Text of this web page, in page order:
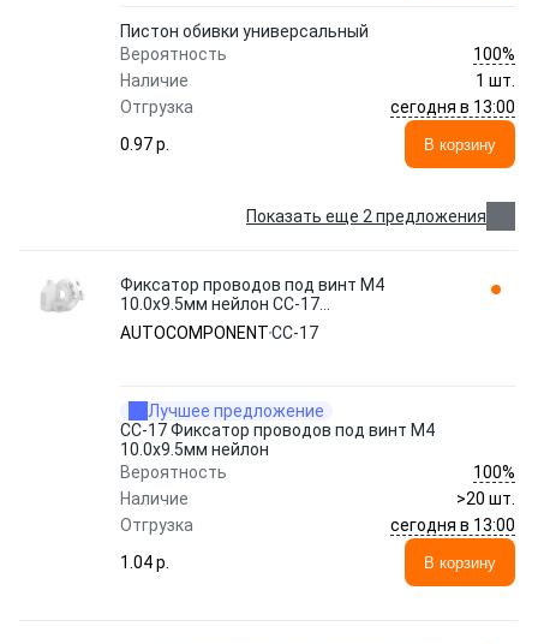
Пистон обивки универсальный
Вероятность
100%
Наличие
1 шт.
Отгрузка
сегодня в 13:00
0.97 p.
В корзину
Показать еще 2 предложения
Фиксатор проводов под винт М4
10.0х9.5мм нейлон CC-17
AUTOCOMPONENT
AUTOCOMPONENTCC-17
Лучшее предложение
CC-17 Фиксатор проводов под винт М4
10.0х9.5мм нейлон
Вероятность
100%
Наличие
>20 шт.
Отгрузка
сегодня в 13:00
1.04 p.
В корзину